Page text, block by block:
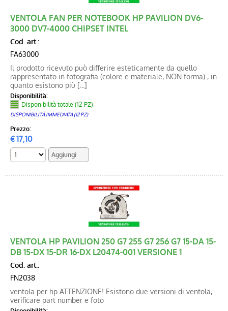
VENTOLA FAN PER NOTEBOOK HP PAVILION DV6-
3000 DV7-4000 CHIPSET INTEL
Cod. art.:
FA63000
Il prodotto ricevuto può differire esteticamente da quello
rappresentato in fotografia (colore e materiale, NON forma) , in
quanto esistono più [...]
Disponibilità:
Disponibilità totale (12 PZ)
DISPONIBILITÀ IMMEDIATA (12 PZ)
Prezzo:
€17,10
VENTOLA HP PAVILION 250 G7 255 G7 256 G7 15-DA 15-
DB 15-DX 15-DR 16-DX L20474-001 VERSIONE 1
Cod. art.:
FN2038
ventola per hp ATTENZIONE! Esistono due versioni di ventola,
verificare part number e foto